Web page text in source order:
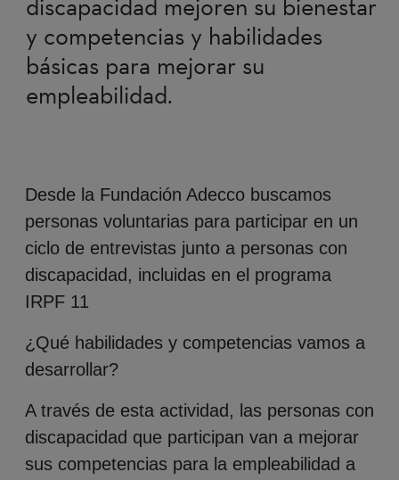
discapacidad mejoren su bienestar
y competencias y habilidades
básicas para mejorar su
empleabilidad.
Desde la Fundación Adecco buscamos
personas voluntarias para participar en un
ciclo de entrevistas junto a personas con
discapacidad, incluidas en el programa
IRPF 11
¿Qué habilidades y competencias vamos a
desarrollar?
A través de esta actividad, las personas con
discapacidad que participan van a mejorar
sus competencias para la empleabilidad a